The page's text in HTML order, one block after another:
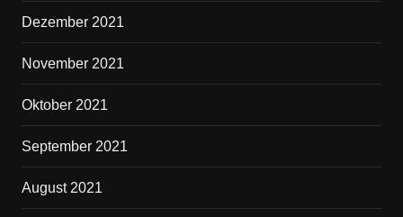
Dezember 2021
November 2021
Oktober 2021
September 2021
August 2021